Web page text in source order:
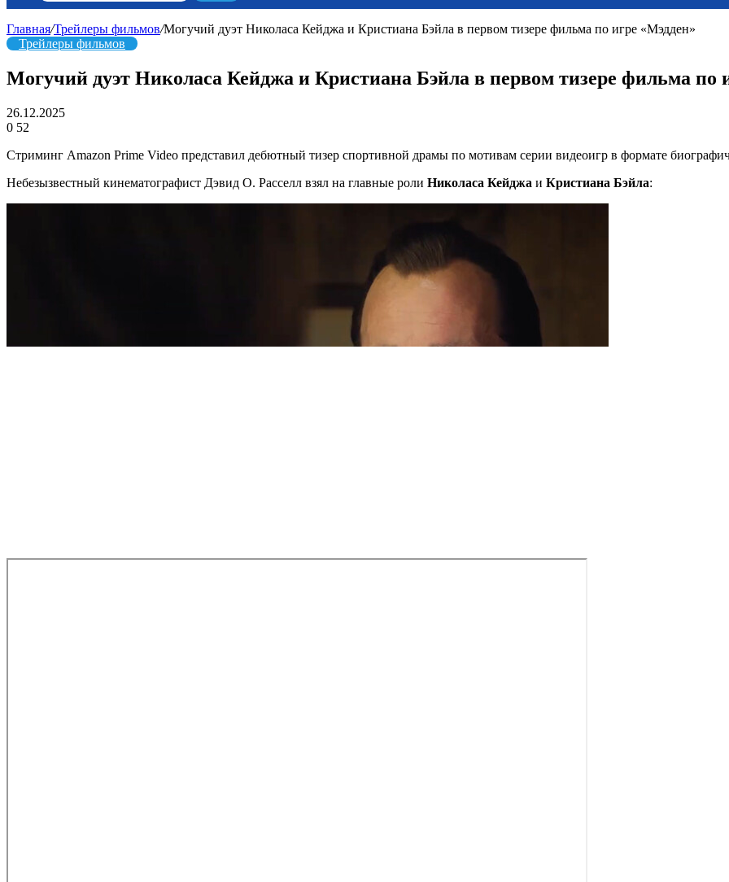
Главная/Трейлеры фильмов/Могучий дуэт Николаса Кейджа и Кристиана Бэйла в первом тизере фильма по игре «Мэдден»
Трейлеры фильмов
Могучий дуэт Николаса Кейджа и Кристиана Бэйла в первом тизере фильма по
26.12.2025
0 52
Стриминг Amazon Prime Video представил дебютный тизер спортивной драмы по мотивам серии видеоигр в формате
Небезызвестный кинематографист Дэвид О. Расселл взял на главные роли Николаса Кейджа и Кристиана Бэйла: